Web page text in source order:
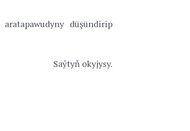
düşündirip
Saýtyň okyjysy.